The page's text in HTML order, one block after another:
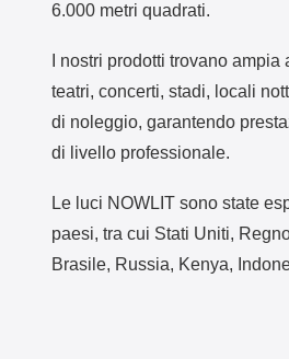
6.000 metri quadrati.
I nostri prodotti trovano
teatri, concerti, stadi, locali
di noleggio, garantendo
di livello professionale.
Le luci NOWLIT sono state
paesi, tra cui Stati Uniti,
Brasile, Russia, Kenya,